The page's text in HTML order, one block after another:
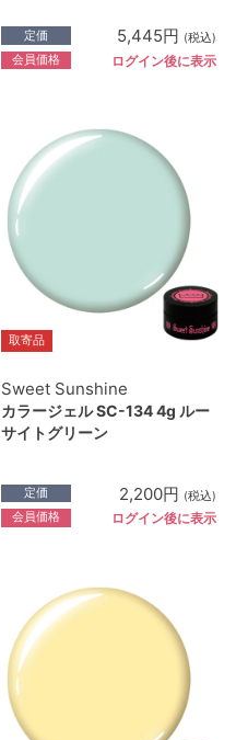
定価 5,445円 (税込)
会員価格 ログイン後に表示
取寄品
Sweet Sunshine
カラージェル SC-134 4g ルー
サイトグリーン
定価 2,200円 (税込)
会員価格 ログイン後に表示